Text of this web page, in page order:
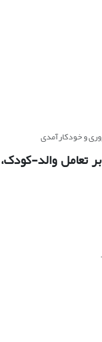
و خودکارآمدی
تعامل والد-کودک،